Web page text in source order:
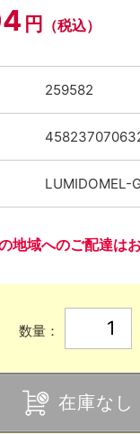
円 （税込）
259582
LUMIDOMEL-
地域へのご配達は
数量：
在庫なし